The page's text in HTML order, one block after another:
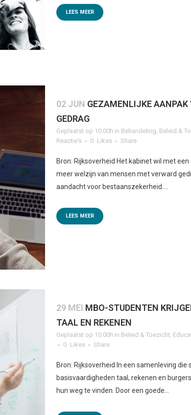
LEES MEER
02 JUN GEZAMENLIJKE AANPAK
GEDRAG
Geplaatst op 10:00h in Behandeling, Beleid &
Reactie's
0 Likes Share
Bron: Rijksoverheid Het kabinet wil met
meer welzijn van mensen met verward
aandacht voor bestaanszekerheid....
LEES MEER
29 MEI MBO-STUDENTEN
TAAL EN REKENEN
Geplaatst op 10:00h in Beleid & Toezicht,
0 Likes Share
Bron: Rijksoverheid In een samenleving
basisvaardigheden taal, rekenen en
hun weg te vinden. Door een goede...